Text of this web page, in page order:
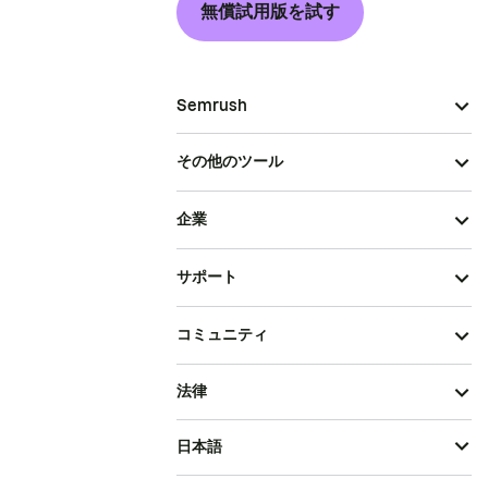
無償試用版を試す
Semrush
その他のツール
企業
サポート
コミュニティ
法律
日本語